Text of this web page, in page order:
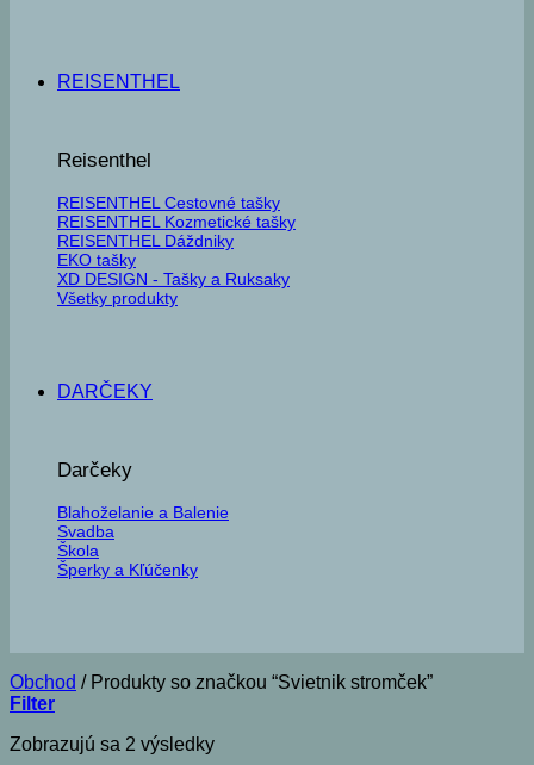
REISENTHEL
Reisenthel
REISENTHEL Cestovné tašky
REISENTHEL Kozmetické tašky
REISENTHEL Dáždniky
EKO tašky
XD DESIGN - Tašky a Ruksaky
Všetky produkty
DARČEKY
Darčeky
Blahoželanie a Balenie
Svadba
Škola
Šperky a Kľúčenky
Obchod /Produkty so značkou “Svietnik stromček”
Filter
Zobrazujú sa 2 výsledkyZoradené